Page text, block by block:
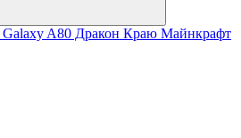
Galaxy A80 Дракон Краю Майнкрафт